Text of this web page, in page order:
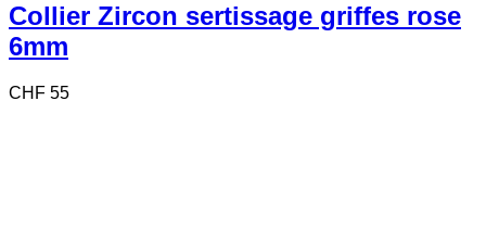
Collier Zircon sertissage griffes rose
6mm
CHF 55